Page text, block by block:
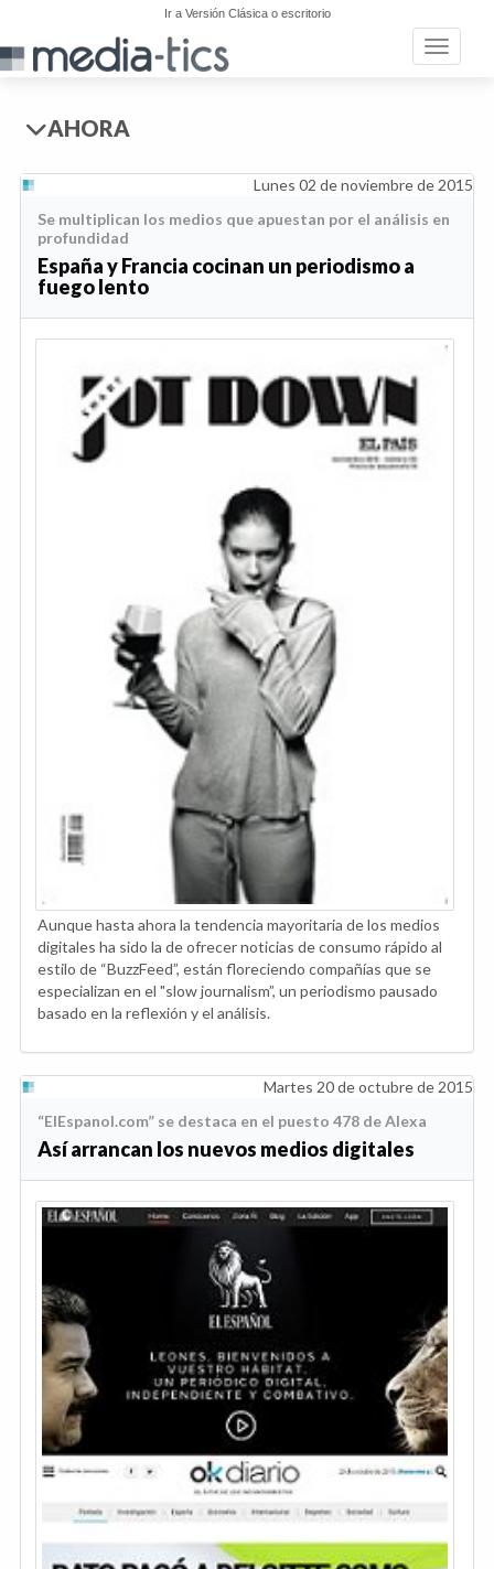
Ir a Versión Clásica o escritorio
Toggle
AHORA
Lunes 02 de noviembre de 2015
Se multiplican los medios que apuestan por el análisis en
profundidad
España y Francia cocinan un periodismo a
fuego lento
Aunque hasta ahora la tendencia mayoritaria de los medios
digitales ha sido la de ofrecer noticias de consumo rápido al
estilo de “BuzzFeed”, están floreciendo compañías que se
especializan en el "slow journalism”, un periodismo pausado
basado en la reflexión y el análisis.
Martes 20 de octubre de 2015
“ElEspanol.com” se destaca en el puesto 478 de Alexa
Así arrancan los nuevos medios digitales